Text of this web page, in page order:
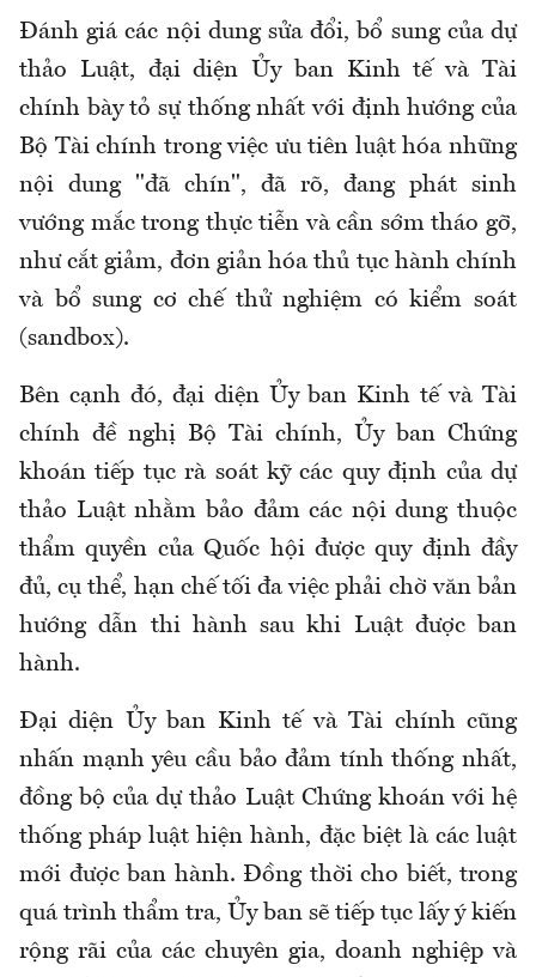
Đánh giá các nội dung sửa đổi, bổ sung của dự
thảo Luật, đại diện Ủy ban Kinh tế và Tài
chính bày tỏ sự thống nhất với định hướng của
Bộ Tài chính trong việc ưu tiên luật hóa những
nội dung "đã chín", đã rõ, đang phát sinh
vướng mắc trong thực tiễn và cần sớm tháo gỡ,
như cắt giảm, đơn giản hóa thủ tục hành chính
và bổ sung cơ chế thử nghiệm có kiểm soát
(sandbox).
Bên cạnh đó, đại diện Ủy ban Kinh tế và Tài
chính đề nghị Bộ Tài chính, Ủy ban Chứng
khoán tiếp tục rà soát kỹ các quy định của dự
thảo Luật nhằm bảo đảm các nội dung thuộc
thẩm quyền của Quốc hội được quy định đầy
đủ, cụ thể, hạn chế tối đa việc phải chờ văn bản
hướng dẫn thi hành sau khi Luật được ban
hành.
Đại diện Ủy ban Kinh tế và Tài chính cũng
nhấn mạnh yêu cầu bảo đảm tính thống nhất,
đồng bộ của dự thảo Luật Chứng khoán với hệ
thống pháp luật hiện hành, đặc biệt là các luật
mới được ban hành. Đồng thời cho biết, trong
quá trình thẩm tra, Ủy ban sẽ tiếp tục lấy ý kiến
rộng rãi của các chuyên gia, doanh nghiệp và